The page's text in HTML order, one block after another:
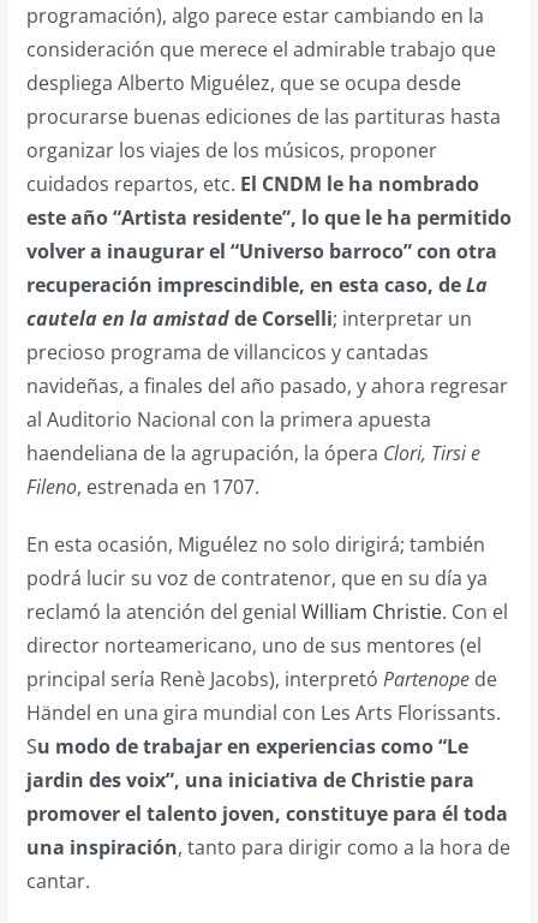
programación), algo parece estar cambiando en la
consideración que merece el admirable trabajo que
despliega Alberto Miguélez, que se ocupa desde
procurarse buenas ediciones de las partituras hasta
organizar los viajes de los músicos, proponer
cuidados repartos, etc. El CNDM le ha nombrado
este año “Artista residente”, lo que le ha permitido
volver a inaugurar el “Universo barroco” con otra
recuperación imprescindible, en esta caso, deLa
cautela en la amistadde Corselli; interpretar un
precioso programa de villancicos y cantadas
navideñas, a finales del año pasado, y ahora regresar
al Auditorio Nacional con la primera apuesta
haendeliana de la agrupación, la ópera Clori, Tirsi e
Fileno, estrenada en 1707.
En esta ocasión, Miguélez no solo dirigirá; también
podrá lucir su voz de contratenor, que en su día ya
reclamó la atención del genial William Christie. Con el
director norteamericano, uno de sus mentores (el
principal sería Renè Jacobs), interpretó Partenopede
Händel en una gira mundial con Les Arts Florissants.
Su modo de trabajar en experiencias como “Le
jardin des voix”, una iniciativa de Christie para
promover el talento joven, constituye para él toda
una inspiración, tanto para dirigir como a la hora de
cantar.